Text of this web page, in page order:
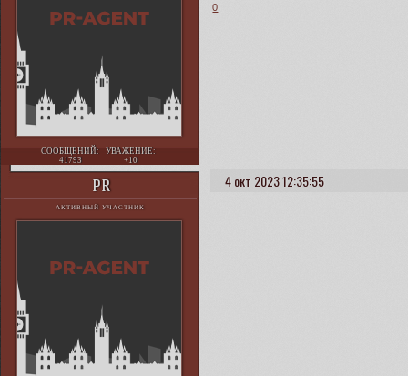
СООБЩЕНИЙ:
41793
УВАЖЕНИЕ:
+10
0
4 окт 2023 12:35:55
PR
АКТИВНЫЙ УЧАСТНИК